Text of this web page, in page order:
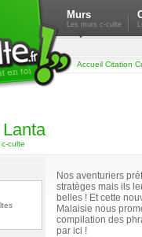
Murs
Les murs c-culte
Accueil Citation
culte
Nos aventuriers
stratèges mais ils
belles ! Et cette
Malaisie nous
compilation des
par ici !